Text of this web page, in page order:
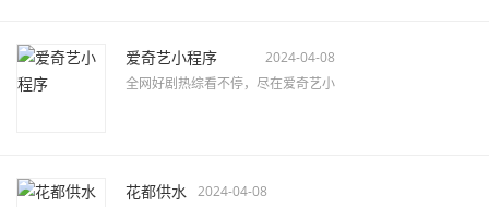
爱奇艺小程序
2024-04-08
全网好剧热综看不停，尽在爱奇艺小
花都供水 2024-04-08